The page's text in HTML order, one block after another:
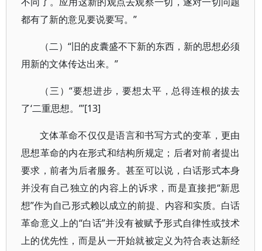
都有了新的意见要说要写。”
（二）“旧的皮囊盛不下新的东西，新的思想必须
用新的文体传达出来。”
（三）“要想进步，要想太平，总得连根的拔去
了‘二重思想。’”[13]
文体革命不仅仅是语言和书写方式的变革，更由
思想革命的内在形式和结构所规定；后者对前者提出
要求，前者为后者服务。甚至可以说，白话形式本身
并没有自己独立的内容上的诉求，而是直接把“新思
想”作为自己形式赖以成立的前提、内容和实质。白话
革命意义上的“白话”并没有被赋予形式自律性或技术
上的优先性，而是从一开始就被定义为符合表达新经